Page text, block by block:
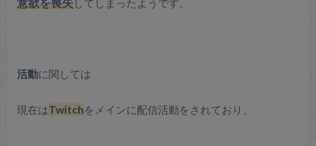
意欲を喪失してしまったようです。
活動に関しては
現在はTwitchをメインに配信活動をされており、